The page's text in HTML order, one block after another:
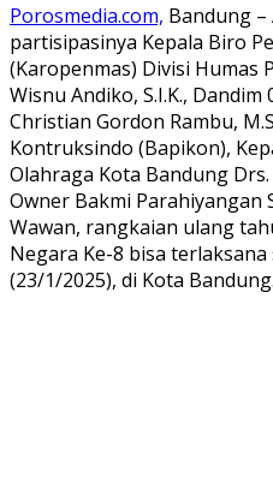
Porosmedia.com, Bandung
partisipasinya Kepala Biro
(Karopenmas) Divisi Humas
Wisnu Andiko, S.I.K.,
Christian Gordon Rambu,
Kontruksindo (Bapikon),
Olahraga Kota Bandung Drs.
Owner Bakmi Parahiyangan
Wawan, rangkaian ulang
Negara Ke-8 bisa terlaksana
(23/1/2025), di Kota Bandung.